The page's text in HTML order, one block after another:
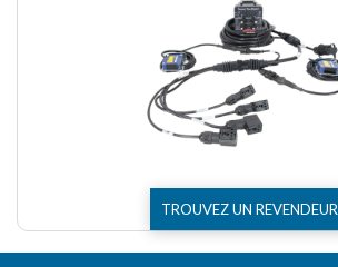
TROUVEZ UN REVENDEUR